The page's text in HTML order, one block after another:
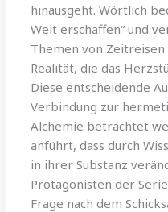
hinausgeht. Wörtlich
Welt erschaffen“ und
Themen von
Realität, die das
Diese entscheidende
Verbindung zur
Alchemie betrachtet
anführt, dass durch
in ihrer Substanz
Protagonisten der
Frage nach dem